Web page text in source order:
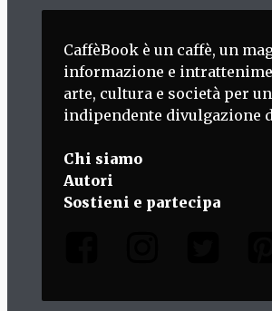
CaffèBook è un caffè, un
informazione e
arte, cultura e società per
indipendente divulgazione
Chi siamo
Autori
Sostieni e partecipa